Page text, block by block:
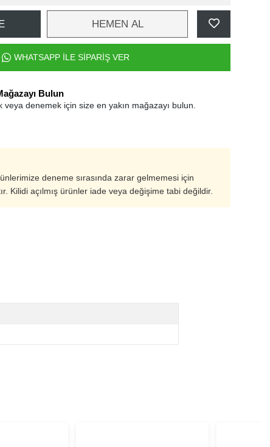
HEMEN AL
WHATSAPP İLE SİPARİŞ VER
Bulun
veya denemek için size en yakın mağazayı bulun.
deneme sırasında zarar gelmemesi için
Kilidi açılmış ürünler iade veya değişime tabi değildir.